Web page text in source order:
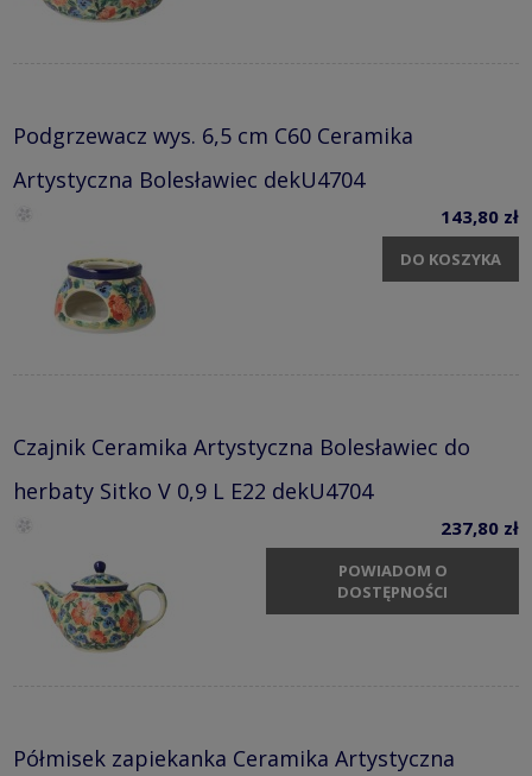
Podgrzewacz wys. 6,5 cm C60 Ceramika
Artystyczna Bolesławiec dekU4704
143,80 zł
DO KOSZYKA
Czajnik Ceramika Artystyczna Bolesławiec do
herbaty Sitko V 0,9 L E22 dekU4704
237,80 zł
POWIADOM O
DOSTĘPNOŚCI
Półmisek zapiekanka Ceramika Artystyczna